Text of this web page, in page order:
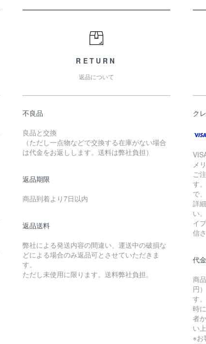
RETURN
返品について
不良品
良品と交換
（ただし一点物などで交換する在庫がない場合
は代金をお返しします。送料は弊社負担）
返品期限
商品到着より7日以内
返品送料
弊社による発送内容の間違い、運送中の破損な
どによる場合のみ返品可とさせていただきま
す。
ただし未使用に限ります。送料弊社負担。
ク
メ
ご
す
で
詳
い。
イ
信
代
商
円
す
時
者
い
※お